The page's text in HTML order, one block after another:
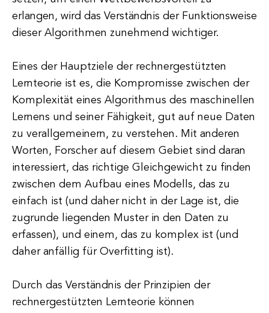
erlangen, wird das Verständnis der Funktionsweise
dieser Algorithmen zunehmend wichtiger.
Eines der Hauptziele der rechnergestützten
Lernteorie ist es, die Kompromisse zwischen der
Komplexität eines Algorithmus des maschinellen
Lernens und seiner Fähigkeit, gut auf neue Daten
zu verallgemeinern, zu verstehen. Mit anderen
Worten, Forscher auf diesem Gebiet sind daran
interessiert, das richtige Gleichgewicht zu finden
zwischen dem Aufbau eines Modells, das zu
einfach ist (und daher nicht in der Lage ist, die
zugrunde liegenden Muster in den Daten zu
erfassen), und einem, das zu komplex ist (und
daher anfällig für Overfitting ist).
Durch das Verständnis der Prinzipien der
rechnergestützten Lernteorie können